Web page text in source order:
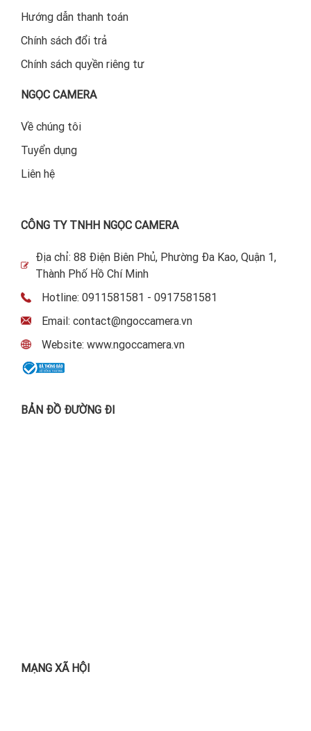
Hướng dẫn thanh toán
Chính sách đổi trả
Chính sách quyền riêng tư
NGỌC CAMERA
Về chúng tôi
Tuyển dụng
Liên hệ
CÔNG TY TNHH NGỌC CAMERA
Địa chỉ: 88 Điện Biên Phủ, Phường Đa Kao, Quận 1,
Thành Phố Hồ Chí Minh
Hotline: 0911581581 - 0917581581
Email: contact@ngoccamera.vn
Website: www.ngoccamera.vn
BẢN ĐỒ ĐƯỜNG ĐI
MẠNG XÃ HỘI